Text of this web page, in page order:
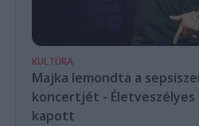
KULTÚRA
Majka lemondta a
koncertjét -
kapott